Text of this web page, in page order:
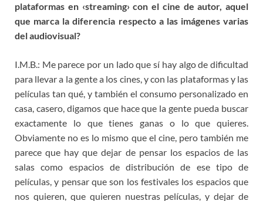
plataformas en ‹streaming› con el cine de autor, aquel
que marca la diferencia respecto a las imágenes varias
delaudiovisual?
I.M.B.: Me parece por un lado que sí hay algo de dificultad
para llevar a la gente a los cines, y con las plataformas y las
películas tan qué, y también el consumo personalizado en
casa, casero, digamos que hace que la gente pueda buscar
exactamente lo que tienes ganas o lo que quieres.
Obviamente no es lo mismo que el cine, pero también me
parece que hay que dejar de pensar los espacios de las
salas como espacios de distribución de ese tipo de
películas, y pensar que son los festivales los espacios que
nos quieren, que quieren nuestras películas, y dejar de